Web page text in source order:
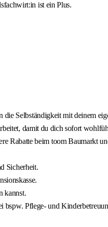
ist ein Plus.
die Selbständigkeit mit deinem
damit du dich sofort
Rabatte beim toom Baumarkt
Sicherheit.
kannst.
Pflege- und